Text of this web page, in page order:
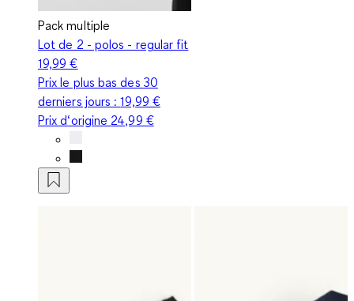
Pack multiple
Lot de 2 - polos - regular fit
19,99 €
Prix le plus bas des 30
derniers jours :19,99 €
Prix d‘origine 24,99 €